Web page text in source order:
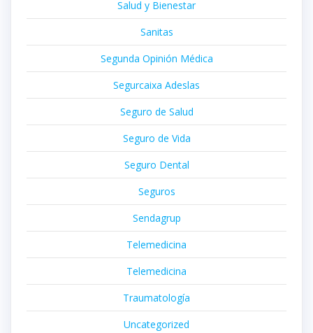
Salud y Bienestar
Sanitas
Segunda Opinión Médica
Segurcaixa Adeslas
Seguro de Salud
Seguro de Vida
Seguro Dental
Seguros
Sendagrup
Telemedicina
Telemedicina
Traumatología
Uncategorized